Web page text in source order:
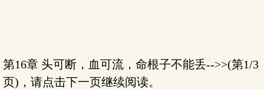
第16章 头可断，血可流，命根子不能丢-->>(第1/3
页)，请点击下一页继续阅读。